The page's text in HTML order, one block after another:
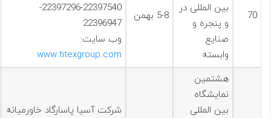
70
بین المللی در
و پنجره و
صنایع
وابسته
5-8 بهمن
22397540-22397296-
22396947
وب سایت:
www.titexgroup.com
هشتمين
نمایشگاه
بین المللی
شرکت آسیا پاسارگاد خاورمیانه